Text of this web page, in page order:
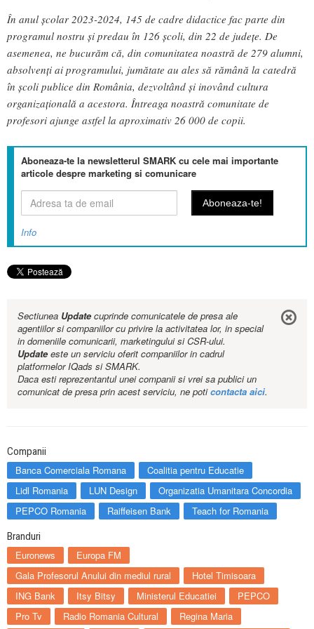
În anul școlar 2023-2024, 145 de cadre didactice fac parte din
programul nostru și predau în 126 școli, din 22 de județe. De
asemenea, ne bucurăm că, din comunitatea noastră de 279 alumni,
absolvenți ai programului, jumătate au ales să rămână la catedră
în școli publice din România, dezvoltând și inovând cultura
organizațională a acestora. Întreaga noastră comunitate de
profesori ajunge astfel la aproximativ 26 000 de copii.
Aboneaza-te la newsletterul SMARK cu cele mai importante
articole despre marketing si comunicare
Info
Sectiunea Updatecuprinde comunicatele de presa ale
agentiilor si companiilor cu privire la activitatea lor, in special
in domeniile comunicarii, marketingului si CSR-ului.
Updateeste un serviciu oferit companiilor in cadrul
platformelor IQads si SMARK.
Daca esti reprezentantul unei companii si vrei sa publici un
comunicat de presa prin acest serviciu, ne poticontacta aici.
Companii
Banca Comerciala Romana
Coalitia pentru Educatie
Lidl Romania
LUN Design
Organizatia Umanitara Concordia
PEPCO Romania
Raiffeisen Bank Teach for Romania
Branduri
Euronews
Europa FM
Gala Profesorul Anului din mediul rural
Hotel Timisoara
ING Bank
Itsy Bitsy Ministerul Educatiei
PEPCO
Pro Tv
Radio Romania Cultural
Regina Maria